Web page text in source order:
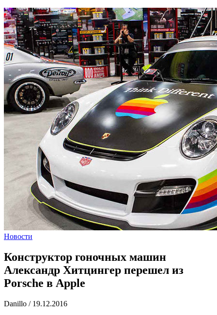
Новости
Конструктор гоночных машин
Александр Хитцингер перешел из
Porsche в Apple
Danillo / 19.12.2016